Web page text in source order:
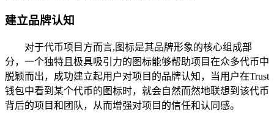
建立品牌认知
对于代币项目方而言,图标是其品牌形象的核心组成部
分，一个独特且极具吸引力的图标能够帮助项目在众多代币中
脱颖而出，成功建立起用户对项目的品牌认知，当用户在Trust
钱包中看到某个代币的图标时，就会自然而然地联想到该代币
背后的项目和团队，从而增强对项目的信任和认同感。